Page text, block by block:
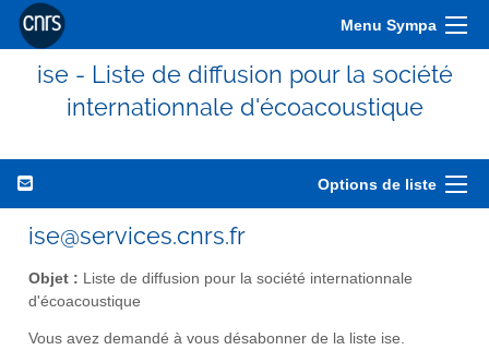
Menu Sympa
ise - Liste de diffusion pour la société
internationnale d'écoacoustique
Options de liste
ise@services.cnrs.fr
Objet : Liste de diffusion pour la société internationnale
d'écoacoustique
Vous avez demandé à vous désabonner de la liste ise.